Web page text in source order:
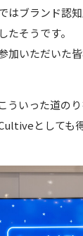
はブランド認
たそうです。
加いただいた
ういった道の
としても